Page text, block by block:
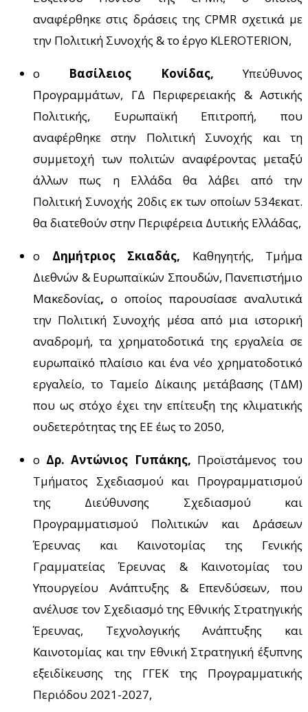
αναφέρθηκε στις δράσεις τηςCPMR σχετικά με
την Πολιτική Συνοχής & το έργο KLEROTERION,
ο Βασίλειος Κονίδας,Υπεύθυνος
Προγραμμάτων, ΓΔ Περιφερειακής & Αστικής
Πολιτικής, Ευρωπαϊκή Επιτροπή,
που
αναφέρθηκε στην Πολιτική Συνοχής και τη
συμμετοχή των πολιτών αναφέροντας μεταξύ
άλλων πως η Ελλάδα θα λάβει από την
Πολιτική Συνοχής 20δις εκ των οποίων 534εκατ.
θα διατεθούν στην Περιφέρεια Δυτικής Ελλάδας,
ο Δημήτριος Σκιαδάς, Καθηγητής, Τμήμα
Διεθνών & Ευρωπαϊκών Σπουδών, Πανεπιστήμιο
Μακεδονίας, ο οποίος παρουσίασε αναλυτικά
την Πολιτική Συνοχής μέσα από μια ιστορική
αναδρομή, τα χρηματοδοτικά της εργαλεία σε
ευρωπαϊκό πλαίσιο και ένα νέο χρηματοδοτικό
εργαλείο, το Ταμείο Δίκαιης μετάβασης (ΤΔΜ)
που ως στόχο έχει την επίτευξη της κλιματικής
ουδετερότητας της ΕΕ έως το 2050,
ο Δρ. Αντώνιος Γυπάκης, Προϊστάμενος του
Τμήματος Σχεδιασμού και Προγραμματισμού
της Διεύθυνσης Σχεδιασμού και
Προγραμματισμού Πολιτικών και Δράσεων
Έρευνας και Καινοτομίας της Γενικής
Γραμματείας Έρευνας & Καινοτομίας του
Υπουργείου Ανάπτυξης & Επενδύσεων, που
ανέλυσε τον Σχεδιασμό της Εθνικής Στρατηγικής
Έρευνας, Τεχνολογικής Ανάπτυξης και
Καινοτομίας και την Εθνική Στρατηγική έξυπνης
εξειδίκευσης της ΓΓΕΚ της Προγραμματικής
Περιόδου 2021-2027,